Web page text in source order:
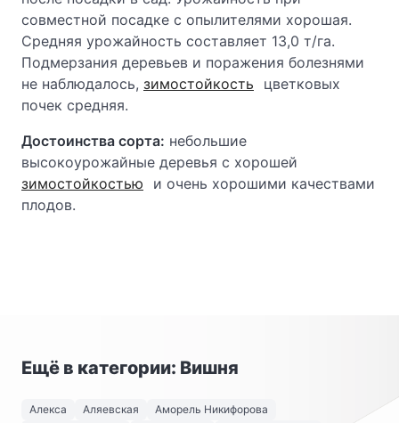
совместной посадке с опылителями хорошая.
Средняя урожайность составляет 13,0 т/га.
Подмерзания деревьев и поражения болезнями
не наблюдалось, зимостойкость
цветковых
почек средняя.
Достоинства сорта: небольшие
высокоурожайные деревья с хорошей
зимостойкостью
и очень хорошими качествами
плодов.
Ещё в категории: Вишня
Алекса Аляевская
Аморель Никифорова